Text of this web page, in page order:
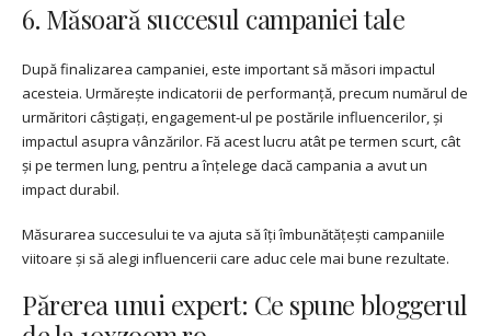
6. Măsoară succesul campaniei tale
După finalizarea campaniei, este important să măsori impactul
acesteia. Urmărește indicatorii de performanță, precum numărul de
urmăritori câștigați, engagement-ul pe postările influencerilor, și
impactul asupra vânzărilor. Fă acest lucru atât pe termen scurt, cât
și pe termen lung, pentru a înțelege dacă campania a avut un
impact durabil.
Măsurarea succesului te va ajuta să îți îmbunătățești campaniile
viitoare și să alegi influencerii care aduc cele mai bune rezultate.
Părerea unui expert: Ce spune bloggerul